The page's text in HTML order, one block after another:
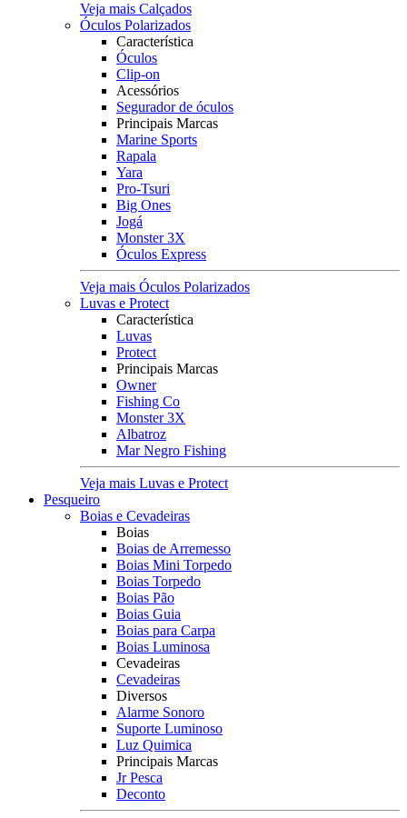
Veja mais Calçados
Óculos Polarizados
Característica
Óculos
Clip-on
Acessórios
Segurador de óculos
Principais Marcas
Marine Sports
Rapala
Yara
Pro-Tsuri
Big Ones
Jogá
Monster 3X
Óculos Express
Veja mais Óculos Polarizados
Luvas e Protect
Característica
Luvas
Protect
Principais Marcas
Owner
Fishing Co
Monster 3X
Albatroz
Mar Negro Fishing
Veja mais Luvas e Protect
Pesqueiro
Boias e Cevadeiras
Boias
Boias de Arremesso
Boias Mini Torpedo
Boias Torpedo
Boias Pão
Boias Guia
Boias para Carpa
Boias Luminosa
Cevadeiras
Cevadeiras
Diversos
Alarme Sonoro
Suporte Luminoso
Luz Quimica
Principais Marcas
Jr Pesca
Deconto